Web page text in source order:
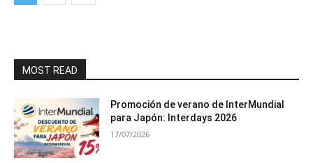
MOST READ
Promoción de verano de InterMundial
para Japón: Interdays 2026
17/07/2026